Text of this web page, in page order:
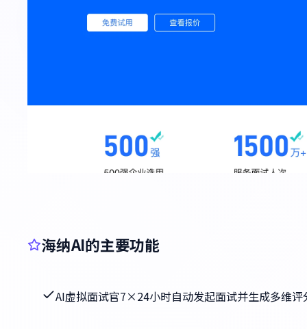
海纳AI的主要功能
AI虚拟面试官7×24小时自动发起面试并生成多维评